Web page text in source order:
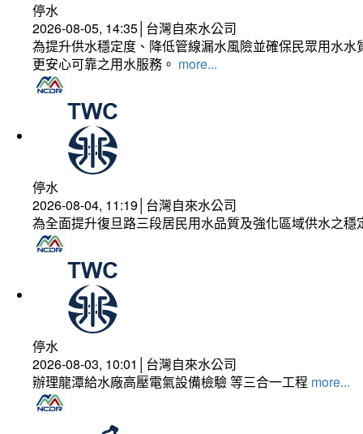
停水
2026-08-05, 14:35│台灣自來水公司
為提升供水穩定度、降低管線漏水風險並確保民眾用水
更安心可靠之用水服務。 more...
停水
2026-08-04, 11:19│台灣自來水公司
為全面提升復旦路三段居民用水品質及強化區域供水之
停水
2026-08-03, 10:01│台灣自來水公司
辦理龍潭給水廠高壓電氣設備檢驗 等三合一工程 more...